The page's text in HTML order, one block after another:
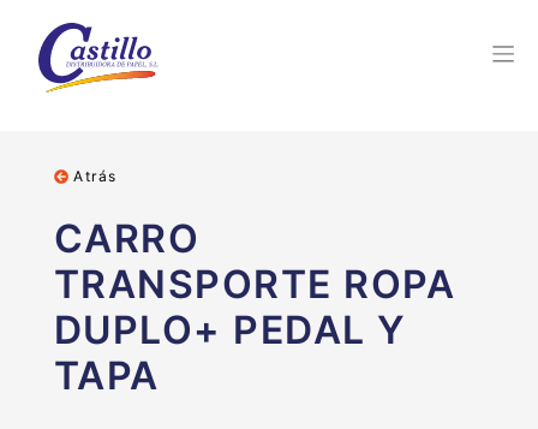
Atrás
CARRO
TRANSPORTE ROPA
DUPLO+ PEDAL Y
TAPA